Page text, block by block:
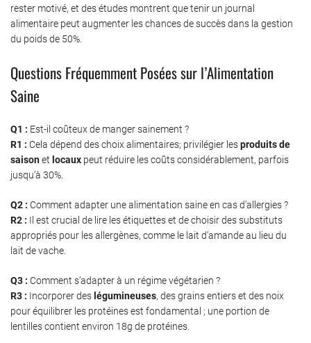
rester motivé, et des études montrent que tenir un journal
alimentaire peut augmenter les chances de succès dans la gestion
du poids de 50%.
Questions Fréquemment Posées sur l’Alimentation
Saine
Q1 : Est-il coûteux de manger sainement ?
R1 : Cela dépend des choix alimentaires; privilégier lesproduits de
saisonet locaux peut réduire les coûts considérablement, parfois
jusqu’à 30%.
Q2 : Comment adapter une alimentation saine en cas d’allergies ?
R2 : Il est crucial de lire les étiquettes et de choisir des substituts
appropriés pour les allergènes, comme le lait d’amande au lieu du
lait de vache.
Q3 : Comment s’adapter à un régime végétarien ?
R3 : Incorporer des légumineuses, des grains entiers et des noix
pour équilibrer les protéines est fondamental ; une portion de
lentilles contient environ 18g de protéines.